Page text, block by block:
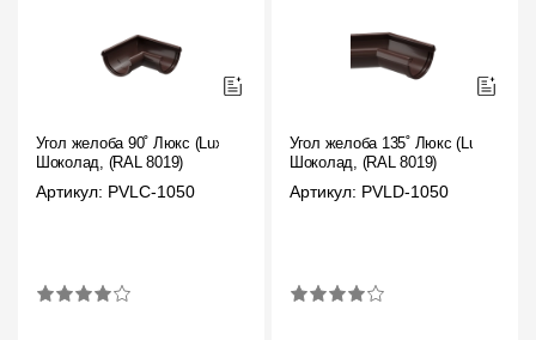
Угол желоба 90˚ Люкс (Lux)
Шоколад, (RAL 8019)
Артикул: PVLC-1050
Угол желоба 135˚ Люкс (Lux)
Шоколад, (RAL 8019)
Артикул: PVLD-1050